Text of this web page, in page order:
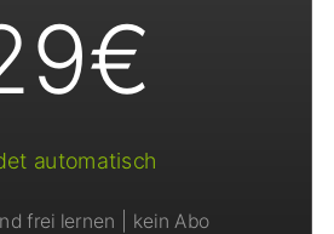
automatisch
frei lernen | kein Abo